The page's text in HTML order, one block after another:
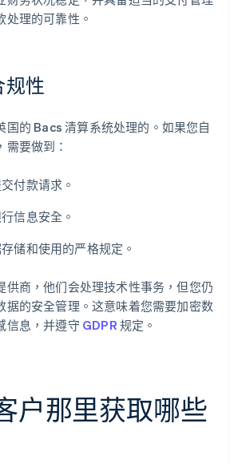
处理的可靠性。
规性
国的 Bacs 清算系统处理的。如果您自
要做到：
付款请求。
信息安全。
储和使用的严格规定。
供商，他们会处理技术性事务，但您仍
据的安全管理。这意味着您需要加密数
信息，并遵守 GDPR 规定。
户那里获取哪些